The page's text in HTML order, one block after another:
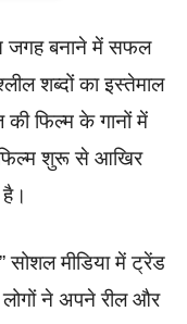
जगह बनाने में सफल
शब्दों का इस्तेमाल
की फिल्म के गानों में
फिल्म शुरू से आखिर
मीडिया में ट्रेंड
ने अपने रील और